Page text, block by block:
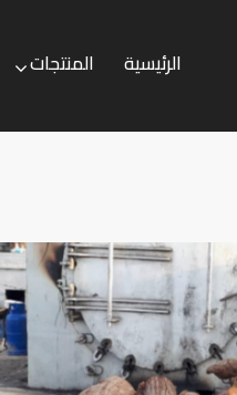
الرئيسية المنتجات